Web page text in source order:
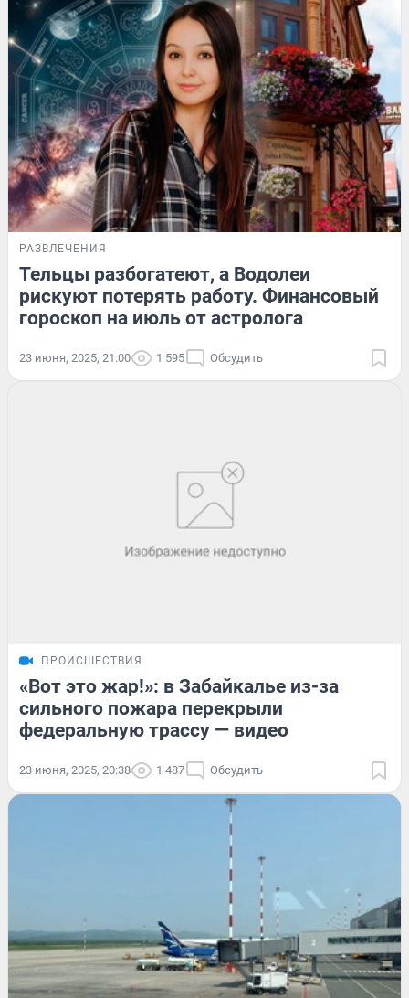
РАЗВЛЕЧЕНИЯ
Тельцы разбогатеют, а Водолеи
рискуют потерять работу. Финансовый
гороскоп на июль от астролога
23 июня, 2025, 21:00 1 595 Обсудить
ПРОИСШЕСТВИЯ
«Вот это жар!»: в Забайкалье из-за
сильного пожара перекрыли
федеральную трассу — видео
23 июня, 2025, 20:38 1 487 Обсудить